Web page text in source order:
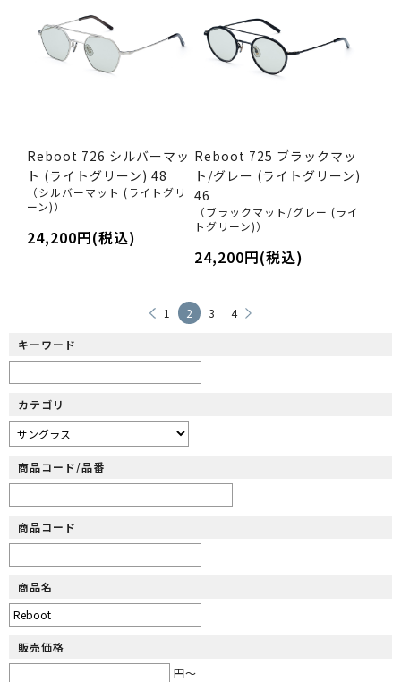
Reboot 726 シルバーマッ
ト (ライトグリーン) 48
（シルバーマット (ライトグリ
ーン)）
24,200円(税込)
Reboot 725 ブラックマッ
ト/グレー (ライトグリーン)
46
（ブラックマット/グレー (ライ
トグリーン)）
24,200円(税込)
1 2 3 4
キーワード
カテゴリ
商品コード/品番
商品コード
商品名
販売価格
円～